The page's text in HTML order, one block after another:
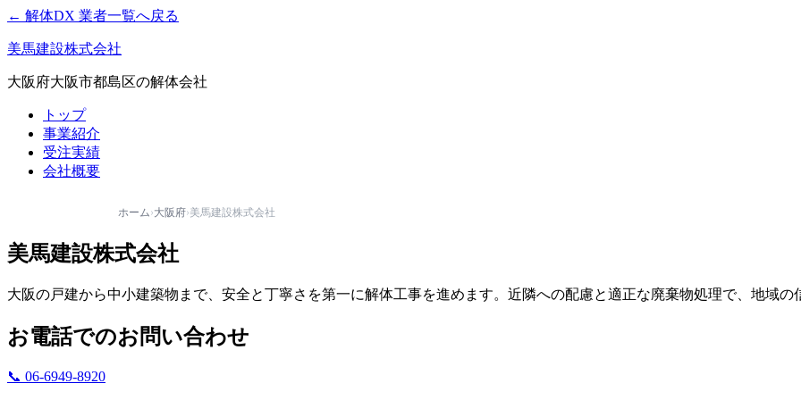
← 解体DX 業者一覧へ戻る
美馬建設株式会社
大阪府大阪市都島区の解体会社
トップ
事業紹介
受注実績
会社概要
ホーム›大阪府›美馬建設株式会社
美馬建設株式会社
大阪の戸建から中小建築物まで、安全と丁寧さを第一に解体工事を進めます。近隣への配慮と適正な廃棄物処理で、地域の
お電話でのお問い合わせ
📞 06-6949-8920